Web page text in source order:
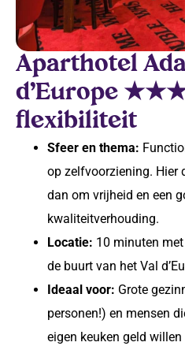
Aparthotel
d’Europe
flexibiliteit
Sfeer en thema:
op zelfvoorziening. Hier
dan om vrijheid en een
kwaliteitverhouding.
Locatie: 10 minuten
de buurt van het Val
Ideaal voor: Grote
personen!) en mensen
eigen keuken geld willen